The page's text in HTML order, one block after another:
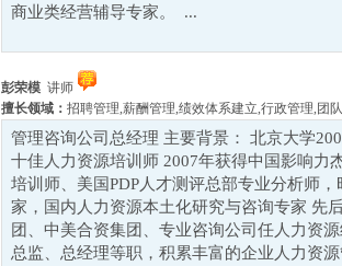
商业类经营辅导专家。 ...
彭荣模 讲师
擅长领域： 招聘管理,薪酬管理,绩效体系建立,行政管理, 团
管理咨询公司总经理 主要背景： 北京大学
十佳人力资源培训师 2007年获得中国影响力
培训师、美国PDP人才测评总部专业分析师
家，国内人力资源本土化研究与咨询专家 先
团、中美合资集团、专业咨询公司任人力资
总监、总经理等职，积累丰富的企业人力资